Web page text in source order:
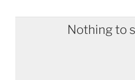
Nothing to